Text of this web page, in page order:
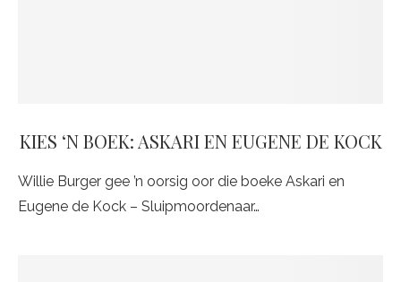
KIES ‘N BOEK: ASKARI EN EUGENE DE KOCK
Willie Burger gee ’n oorsig oor die boeke Askari en
Eugene de Kock – Sluipmoordenaar…